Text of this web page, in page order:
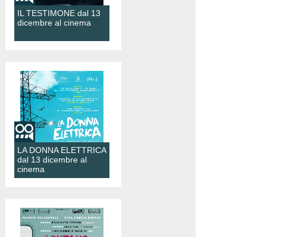
IL TESTIMONE dal 13
dicembre al cinema
LA DONNA ELETTRICA
dal 13 dicembre al
cinema